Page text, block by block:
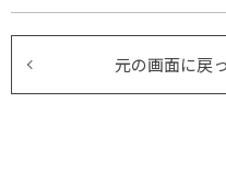
元の画面に戻